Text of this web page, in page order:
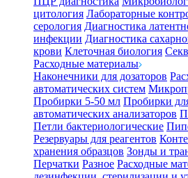
цитология Лабораторные
серология Диагностика
инфекции Диагностика
крови Клеточная биология
Расходные материалы
Наконечники для дозаторов
автоматических систем
Пробирки 5-50 мл Пробирки
автоматических анализаторов
Петли бактериологические
Резервуары для реагентов
хранения образцов Зонды и
Перчатки Разное Расходные